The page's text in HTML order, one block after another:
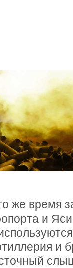
же время
и
и